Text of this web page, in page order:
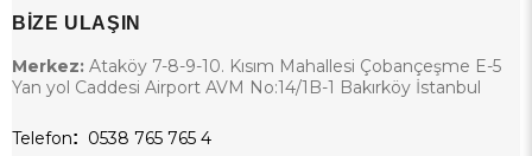
BİZE ULAŞIN
Merkez: Ataköy 7-8-9-10. Kısım Mahallesi Çobançeşme E-5
Yan yol Caddesi Airport AVM No:14/1B-1 Bakırköy İstanbul
Telefon: 0538 765 765 4